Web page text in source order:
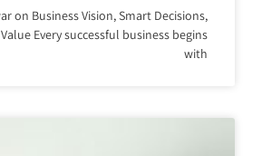
on Business Vision, Smart Decisions,
Every successful business begins
with